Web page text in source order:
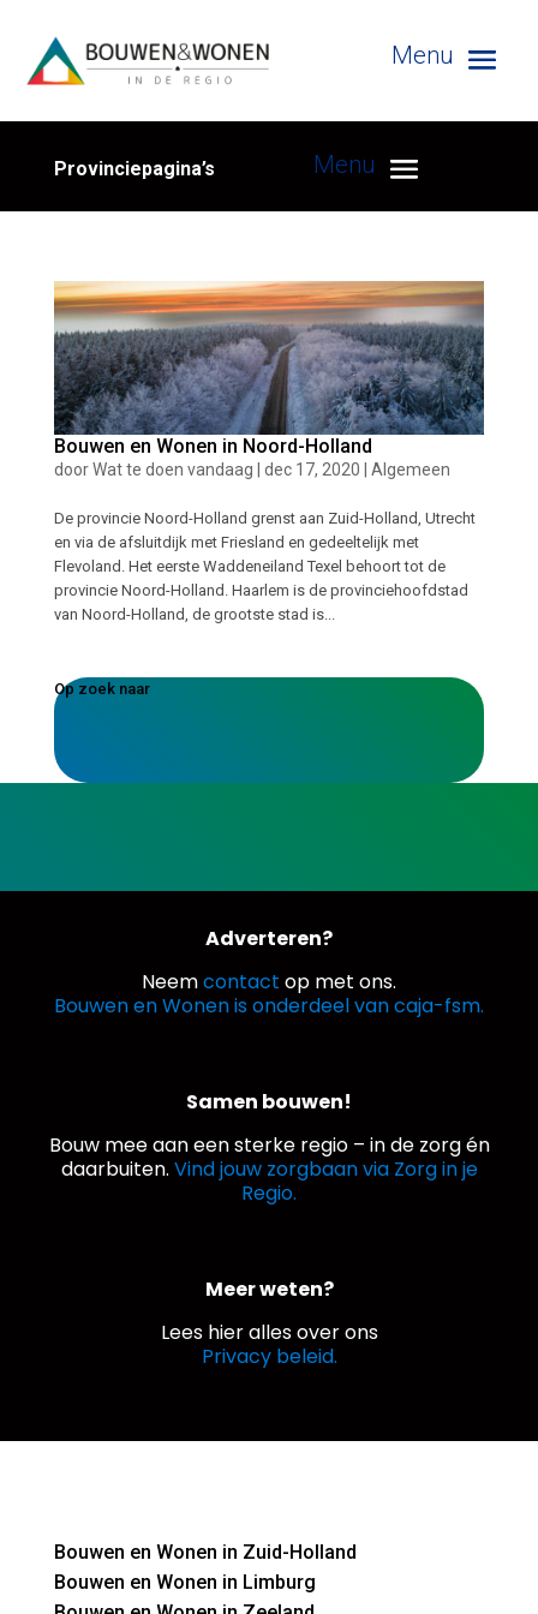
Provinciepagina’s
Bouwen en Wonen in Noord-Holland
doorWat te doen vandaag dec 17, 2020 Algemeen
De provincie Noord-Holland grenst aan Zuid-Holland, Utrecht
en via de afsluitdijk met Friesland en gedeeltelijk met
Flevoland. Het eerste Waddeneiland Texel behoort tot de
provincie Noord-Holland. Haarlem is de provinciehoofdstad
van Noord-Holland, de grootste stad is...
Op zoek naar
Adverteren?
Neemcontact op met ons.
Bouwen en Wonen is onderdeel van caja-fsm.
Samen bouwen!
Bouw mee aan een sterke regio – in de zorg én
daarbuiten. Vind jouw zorgbaan via Zorg in je
Regio.
Meer weten?
Lees hier alles over ons
Privacy beleid.
Bouwen en Wonen in Zuid-Holland
Bouwen en Wonen in Limburg